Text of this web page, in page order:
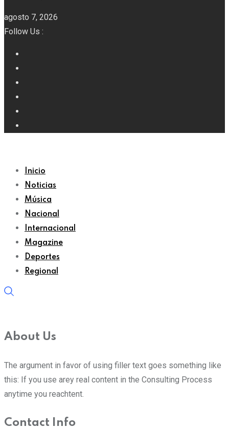
agosto 7, 2026
Follow Us :
Inicio
Noticias
Música
Nacional
Internacional
Magazine
Deportes
Regional
About Us
The argument in favor of using filler text goes something like
this: If you use arey real content in the Consulting Process
anytime you reachtent.
Contact Info